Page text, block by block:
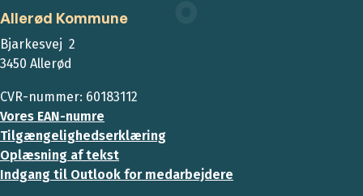
Allerød Kommune
Bjarkesvej 2
3450 Allerød
CVR-nummer: 60183112
Vores EAN-numre
Tilgængelighedserklæring
Oplæsning af tekst
Indgang til Outlook for medarbejdere